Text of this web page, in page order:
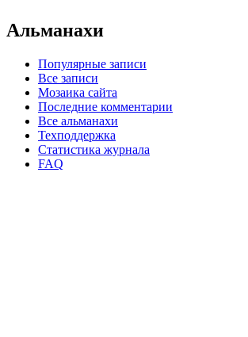
Альманахи
Популярные записи
Все записи
Мозаика сайта
Последние комментарии
Все альманахи
Техподдержка
Статистика журнала
FAQ